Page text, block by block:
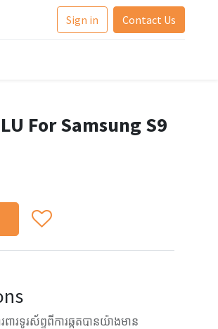
Sign in Contact Us
For Samsung S9
រទូរស័ព្ទពីការឆ្កូតបានយ៉ាងមាន